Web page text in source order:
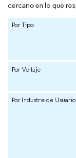
cercano en lo que
Por Tipo
Por Voltaje
Por Industria de